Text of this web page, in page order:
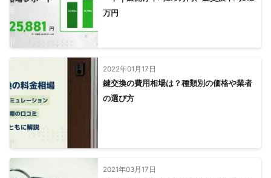
万円
2022年01月17日
鍵交換の費用相場は？種類別の価格や業者
の選び方
2021年03月17日